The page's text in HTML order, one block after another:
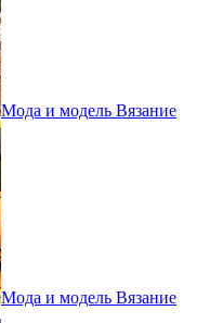
Мода и модель Вязание
Мода и модель Вязание